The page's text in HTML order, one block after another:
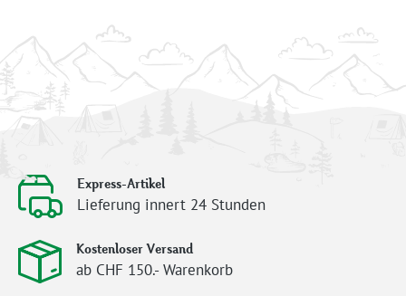
Express-Artikel
Lieferung innert 24 Stunden
Kostenloser Versand
ab CHF 150.- Warenkorb